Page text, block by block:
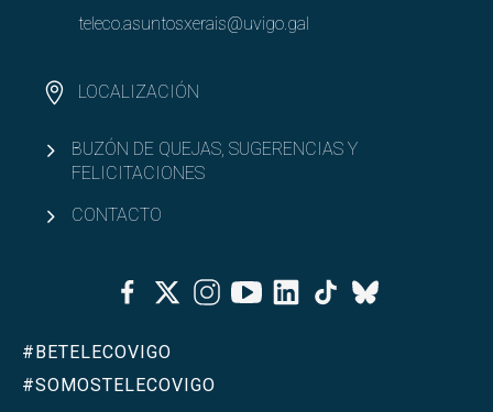
teleco.asuntosxerais@uvigo.gal
LOCALIZACIÓN
BUZÓN DE QUEJAS, SUGERENCIAS Y
FELICITACIONES
CONTACTO
FacebookTwitterInstagramYoutubeLinkedinTiktok
Bluesky
#BETELECOVIGO
#SOMOSTELECOVIGO